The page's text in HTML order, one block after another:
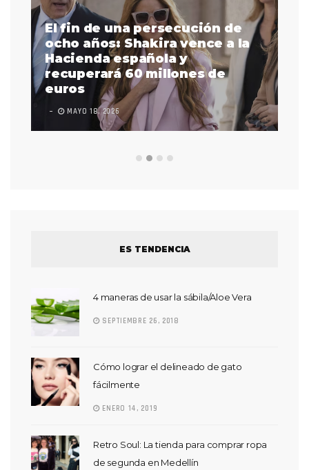
El fin de una persecución de
ocho años: Shakira vence a la
Hacienda española y
recuperará 60 millones de
euros
MAYO 18, 2026
ES TENDENCIA
4 maneras de usar la sábila/Aloe Vera
SEPTIEMBRE 26, 2018
Cómo lograr el delineado de gato
fácilmente
ENERO 14, 2019
Retro Soul: La tienda para comprar ropa
de segunda en Medellín